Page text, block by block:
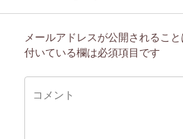
メールアドレスが公開されること
付いている欄は必須項目です